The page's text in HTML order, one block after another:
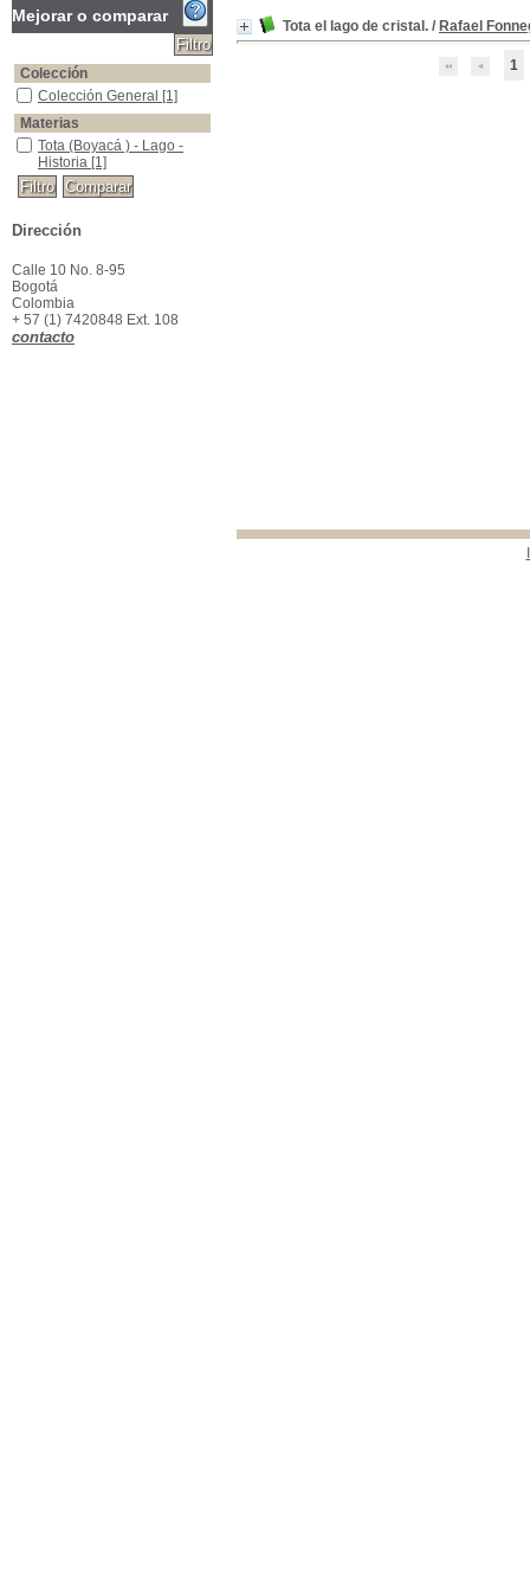
Tota el lago de cristal. / Rafael
1
Mejorar o comparar
Colección
Colección General
Colección General [1]
Materias
Tota (Boyacá ) - Lago - Historia
Tota (Boyacá ) - Lago -
Historia [1]
Dirección
Calle 10 No. 8-95
Bogotá
Colombia
+ 57 (1) 7420848 Ext. 108
contacto